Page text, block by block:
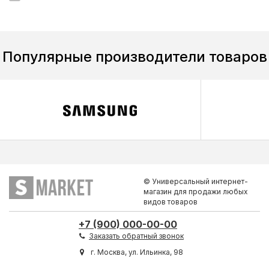
Популярные производители товаров
© Универсальный интернет-
магазин для продажи любых
видов товаров
+7 (900) 000-00-00
Заказать обратный звонок
г. Москва, ул. Ильинка, 98